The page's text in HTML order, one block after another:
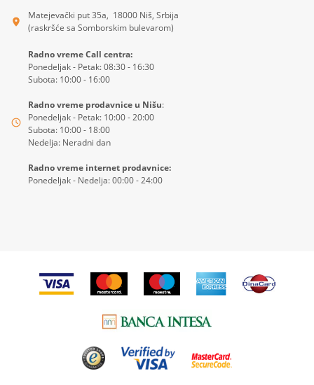
Matejevački put 35a, 18000 Niš, Srbija
(raskršće sa Somborskim bulevarom)
Radno vreme Call centra:
Ponedeljak - Petak: 08:30 - 16:30
Subota: 10:00 - 16:00
Radno vreme prodavnice u Nišu:
Ponedeljak - Petak: 10:00 - 20:00
Subota: 10:00 - 18:00
Nedelja: Neradni dan
Radno vreme internet prodavnice:
Ponedeljak - Nedelja: 00:00 - 24:00